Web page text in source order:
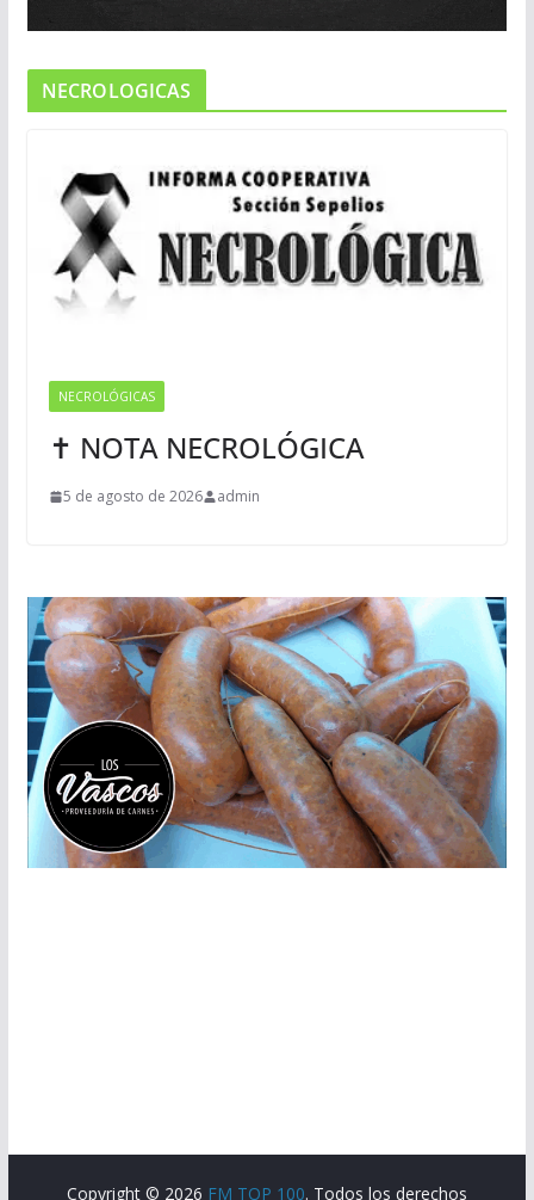
NECROLOGICAS
NECROLÓGICAS
✝ NOTA NECROLÓGICA
5 de agosto de 2026 admin
Copyright © 2026 FM TOP 100. Todos los derechos